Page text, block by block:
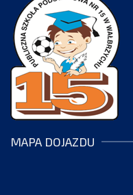
MAPA DOJAZDU